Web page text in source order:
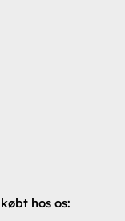
hos os: